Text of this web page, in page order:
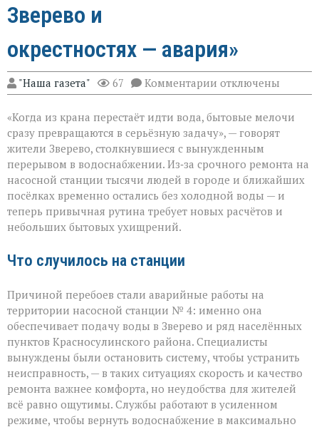
Зверево и
окрестностях — авария»
"Наша газета" 67 Комментарии к
записи
воды
ни
туда
ни
сюда:
в
Зверево
и
окрестностях —
отключены
«Когда из крана перестаёт идти вода, бытовые мелочи
сразу превращаются в серьёзную задачу», — говорят
жители Зверево, столкнувшиеся с вынужденным
перерывом в водоснабжении. Из‑за срочного ремонта на
насосной станции тысячи людей в городе и ближайших
посёлках временно остались без холодной воды — и
теперь привычная рутина требует новых расчётов и
небольших бытовых ухищрений.
Что случилось на станции
Причиной перебоев стали аварийные работы на
территории насосной станции № 4: именно она
обеспечивает подачу воды в Зверево и ряд населённых
пунктов Красносулинского района. Специалисты
вынуждены были остановить систему, чтобы устранить
неисправность, — в таких ситуациях скорость и качество
ремонта важнее комфорта, но неудобства для жителей
всё равно ощутимы. Службы работают в усиленном
режиме, чтобы вернуть водоснабжение в максимально